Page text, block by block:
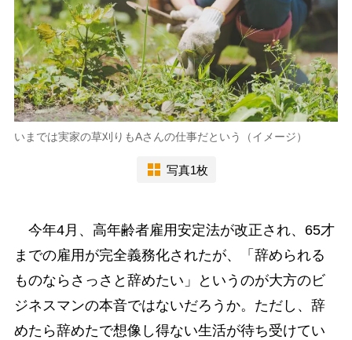
いまでは実家の草刈りもAさんの仕事だという（イメージ）
写真1枚
今年4月、高年齢者雇用安定法が改正され、65才
までの雇用が完全義務化されたが、「辞められる
ものならさっさと辞めたい」というのが大方のビ
ジネスマンの本音ではないだろうか。ただし、辞
めたら辞めたで想像し得ない生活が待ち受けてい